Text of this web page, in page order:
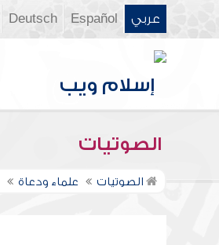
عربي Español
Deutsch
الصوتيات
الصوتيات علماء ودعاة